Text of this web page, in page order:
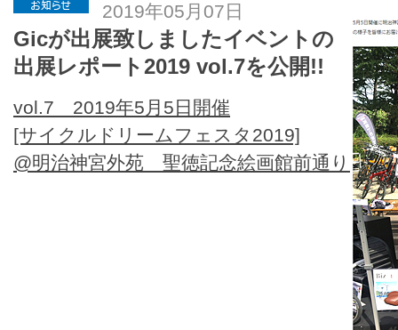
2019年05月07日
Gicが出展致しましたイベントの
出展レポート2019 vol.7を公開!!
vol.7 2019年5月5日開催
[サイクルドリームフェスタ2019]
@明治神宮外苑 聖徳記念絵画館前通り